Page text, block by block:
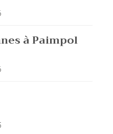
à Paimpol